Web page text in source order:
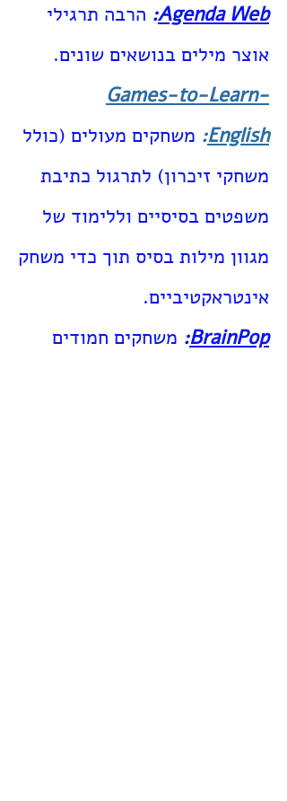
Agenda Web
: הרבה תרגילי
אוצר מילים בנושאים שונים.
Games-to-Learn-
English
: משחקים מעולים (כולל
משחקי זיכרון) לתרגול כתיבת
משפטים בסיסיים וללימוד של
מגוון מילות בסיס תוך כדי משחק
אינטראקטיביים.
BrainPop
: משחקים חמודים